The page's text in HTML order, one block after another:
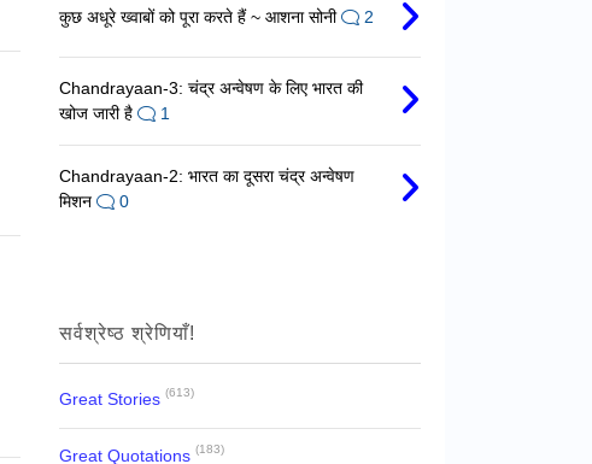
कुछ अधूरे ख्वाबों को पूरा करते हैं ~ आशना सोनी 2
Chandrayaan-3: चंद्र अन्वेषण के लिए भारत की
खोज जारी है
1
Chandrayaan-2: भारत का दूसरा चंद्र अन्वेषण
मिशन
0
सर्वश्रेष्ठ श्रेणियाँ!
Great Stories (613)
Great Quotations (183)